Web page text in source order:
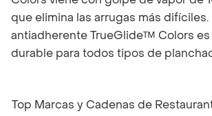
que elimina las arrugas más difíciles.
antiadherente TrueGlide™ Colors es
durable para todos tipos de
Top Marcas y Cadenas de